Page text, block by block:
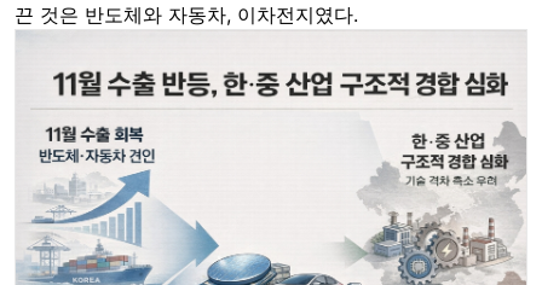
끈 것은 반도체와 자동차, 이차전지였다.